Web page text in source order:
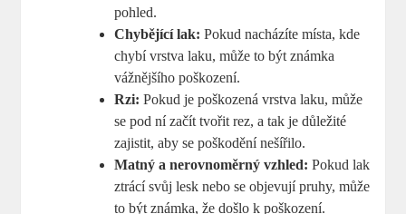
pohled.
Chybějící lak: Pokud nacházíte místa, kde
chybí vrstva laku, může to být známka
vážnějšího poškození.
Rzi: Pokud je poškozená vrstva laku, může
se pod ní začít tvořit rez, a tak je důležité
zajistit, aby se poškodění nešířilo.
Matný a nerovnoměrný vzhled: Pokud lak
ztrácí svůj lesk nebo se objevují pruhy, může
to být známka, že došlo k poškození.